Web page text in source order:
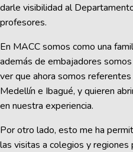
darle visibilidad al
profesores.
En MACC somos como una
además de embajadores
ver que ahora somos
Medellín e Ibagué, y quieren
en nuestra experiencia.
Por otro lado, esto me ha
las visitas a colegios y regiones